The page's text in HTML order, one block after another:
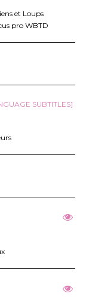
et Loups
pro WBTD
SUBTITLES]